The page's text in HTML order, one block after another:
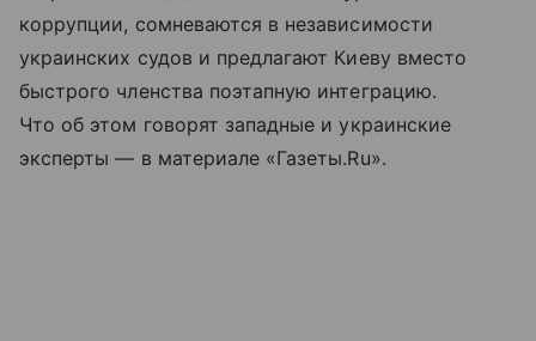
коррупции, сомневаются в независимости
украинских судов и предлагают Киеву вместо
быстрого членства поэтапную интеграцию.
Что об этом говорят западные и украинские
эксперты — в материале «Газеты.Ru».